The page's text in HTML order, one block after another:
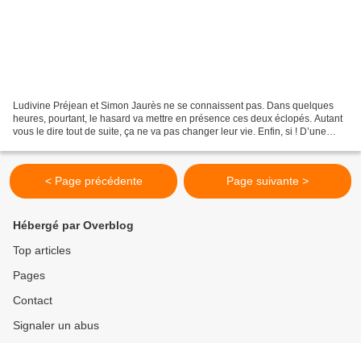
Ludivine Préjean et Simon Jaurès ne se connaissent pas. Dans quelques
heures, pourtant, le hasard va mettre en présence ces deux éclopés. Autant
vous le dire tout de suite, ça ne va pas changer leur vie. Enfin, si ! D’une
< Page précédente Page suivante >
Hébergé par Overblog
Top articles
Pages
Contact
Signaler un abus